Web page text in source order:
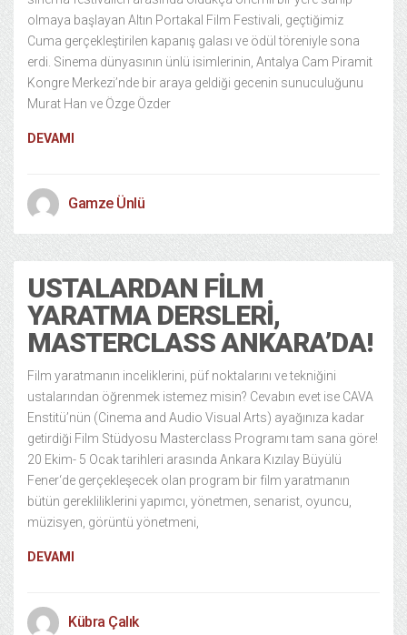
olmaya başlayan Altın Portakal Film Festivali, geçtiğimiz
Cuma gerçekleştirilen kapanış galası ve ödül töreniyle sona
erdi. Sinema dünyasının ünlü isimlerinin, Antalya Cam Piramit
Kongre Merkezi’nde bir araya geldiği gecenin sunuculuğunu
Murat Han ve Özge Özder
DEVAMI
Gamze Ünlü
USTALARDAN FILM
YARATMA DERSLERI,
MASTERCLASS ANKARA’DA!
Film yaratmanın inceliklerini, püf noktalarını ve tekniğini
ustalarından öğrenmek istemez misin? Cevabın evet ise CAVA
Enstitü’nün (Cinema and Audio Visual Arts) ayağınıza kadar
getirdiği Film Stüdyosu Masterclass Programı tam sana göre!
20 Ekim- 5 Ocak tarihleri arasında Ankara Kızılay Büyülü
Fener‘de gerçekleşecek olan program bir film yaratmanın
bütün gerekliliklerini yapımcı, yönetmen, senarist, oyuncu,
müzisyen, görüntü yönetmeni,
DEVAMI
Kübra Çalık